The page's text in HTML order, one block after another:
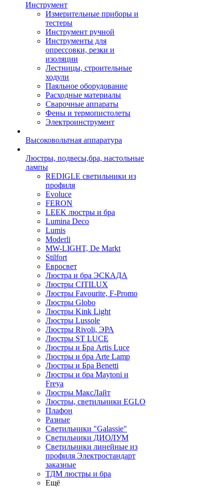
Инструмент
Измерительные приборы и
тестеры
Инструмент ручной
Инструменты для
опрессовки, резки и
изоляции
Лестницы, строительные
ходули
Паяльное оборудование
Расходные материалы
Сварочные аппараты
Фены и термопистолеты
Электроинструмент
Высоковольтная аппаратура
Люстры, подвесы,бра, настольные
лампы
REDIGLE светильники из
профиля
Evoluce
FERON
LEEK люстры и бра
Lumina Deco
Lumis
Moderli
MW-LIGHT, De Markt
Stilfort
Евросвет
Люстра и бра ЭСКАДА
Люстры CITILUX
Люстры Favourite, F-Promo
Люстры Globo
Люстры Kink Light
Люстры Lussole
Люстры Rivoli, ЭРА
Люстры ST LUCE
Люстры и Бра Artis Luce
Люстры и бра Arte Lamp
Люстры и Бра Benetti
Люстры и бра Maytoni и
Freya
Люстры МаксЛайт
Люстры, светильники EGLO
Плафон
Разные
Светильники "Galassie"
Светильники ДИОЛУМ
Светильники линейные из
профиля Электростандарт
заказные
ТДМ люстры и бра
Ещё